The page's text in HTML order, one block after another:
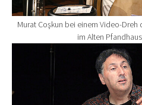
Murat Coşkun bei einem Video-
im Alten
Show larger version for: